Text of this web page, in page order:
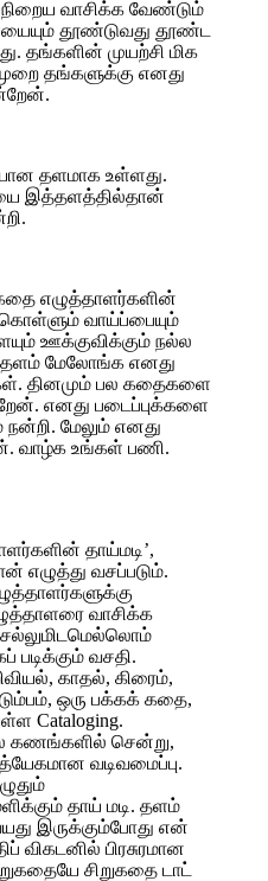
நிறைய வாசிக்க வேண்டும்
தூண்டுவது தூண்ட
தங்களின் முயற்சி மிக
தங்களுக்கு எனது
தளமாக உள்ளது.
இத்தளத்தில்தான்
எழுத்தாளர்களின்
வாய்ப்பையும்
ஊக்குவிக்கும் நல்ல
மேலோங்க எனது
தினமும் பல கதைகளை
எனது படைப்புக்களை
மேலும் எனது
வாழ்க உங்கள் பணி.
தாய்மடி’,
எழுத்து வசப்படும்.
வாசிக்க
படிக்கும் வசதி.
காதல், கிரைம்,
ஒரு பக்கக் கதை,
Cataloging.
கணங்களில் சென்று,
வடிவமைப்பு.
தாய் மடி. தளம்
இருக்கும்போது என்
விகடனில் பிரசுரமான
சிறுகதை டாட்